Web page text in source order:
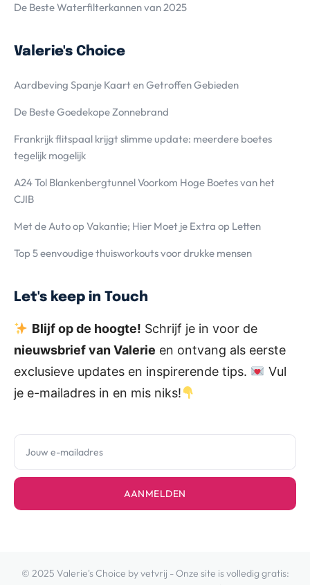
De Beste Waterfilterkannen van 2025
Valerie's Choice
Aardbeving Spanje Kaart en Getroffen Gebieden
De Beste Goedekope Zonnebrand
Frankrijk flitspaal krijgt slimme update: meerdere boetes
tegelijk mogelijk
A24 Tol Blankenbergtunnel Voorkom Hoge Boetes van het
CJIB
Met de Auto op Vakantie; Hier Moet je Extra op Letten
Top 5 eenvoudige thuisworkouts voor drukke mensen
Let's keep in Touch
Blijf op de hoogte! Schrijf je in voor de
nieuwsbrief van Valerie en ontvang als eerste
exclusieve updates en inspirerende tips.
Vul
je e-mailadres in en mis niks!
AANMELDEN
© 2025 Valerie's Choice by vetvrij - Onze site is volledig gratis: